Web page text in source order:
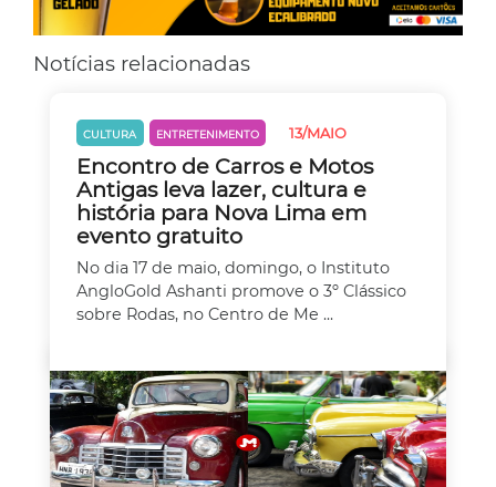
Notícias relacionadas
CULTURA ENTRETENIMENTO 13/MAIO
Encontro de Carros e Motos
Antigas leva lazer, cultura e
história para Nova Lima em
evento gratuito
No dia 17 de maio, domingo, o Instituto
AngloGold Ashanti promove o 3º Clássico
sobre Rodas, no Centro de Me ...